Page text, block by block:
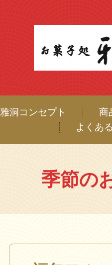
雅洞コンセプト 商
よくあ
季節の